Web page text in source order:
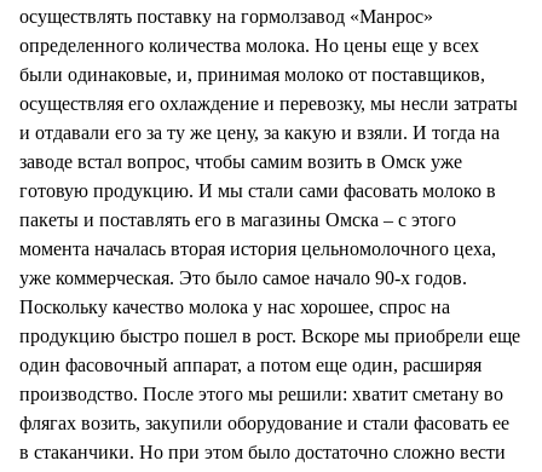
осуществлять поставку на гормолзавод «Манрос»
определенного количества молока. Но цены еще у всех
были одинаковые, и, принимая молоко от поставщиков,
осуществляя его охлаждение и перевозку, мы несли затраты
и отдавали его за ту же цену, за какую и взяли. И тогда на
заводе встал вопрос, чтобы самим возить в Омск уже
готовую продукцию. И мы стали сами фасовать молоко в
пакеты и поставлять его в магазины Омска – с этого
момента началась вторая история цельномолочного цеха,
уже коммерческая. Это было самое начало 90-х годов.
Поскольку качество молока у нас хорошее, спрос на
продукцию быстро пошел в рост. Вскоре мы приобрели еще
один фасовочный аппарат, а потом еще один, расширяя
производство. После этого мы решили: хватит сметану во
флягах возить, закупили оборудование и стали фасовать ее
в стаканчики. Но при этом было достаточно сложно вести